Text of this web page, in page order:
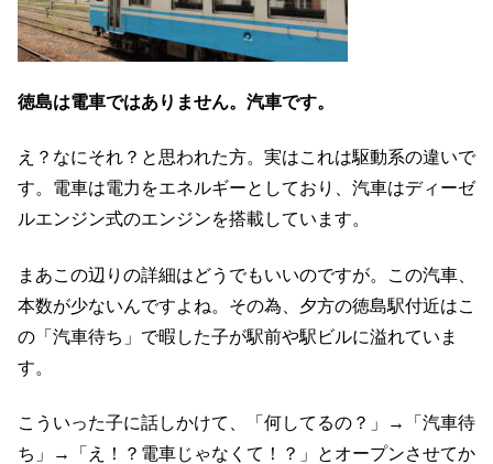
徳島は電車ではありません。汽車です。
え？なにそれ？と思われた方。実はこれは駆動系の違いで
す。電車は電力をエネルギーとしており、汽車はディーゼ
ルエンジン式のエンジンを搭載しています。
まあこの辺りの詳細はどうでもいいのですが。この汽車、
本数が少ないんですよね。その為、夕方の徳島駅付近はこ
の「汽車待ち」で暇した子が駅前や駅ビルに溢れていま
す。
こういった子に話しかけて、「何してるの？」→「汽車待
ち」→「え！？電車じゃなくて！？」とオープンさせてか